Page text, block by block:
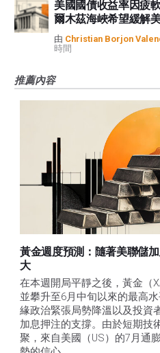
美國國債收益率因疲
爾木茲海峽希望緩解
由 Christian Borjon
時間
推薦內容
黃金週度預測：隨著美聯儲
大
在本週開局平靜之後，黃金（
並攀升至6月中旬以來的最高
緣政治緊張局勢降溫以及投資
加息押注的支撐。由於短期技
聚，來自美國（US）的7月通